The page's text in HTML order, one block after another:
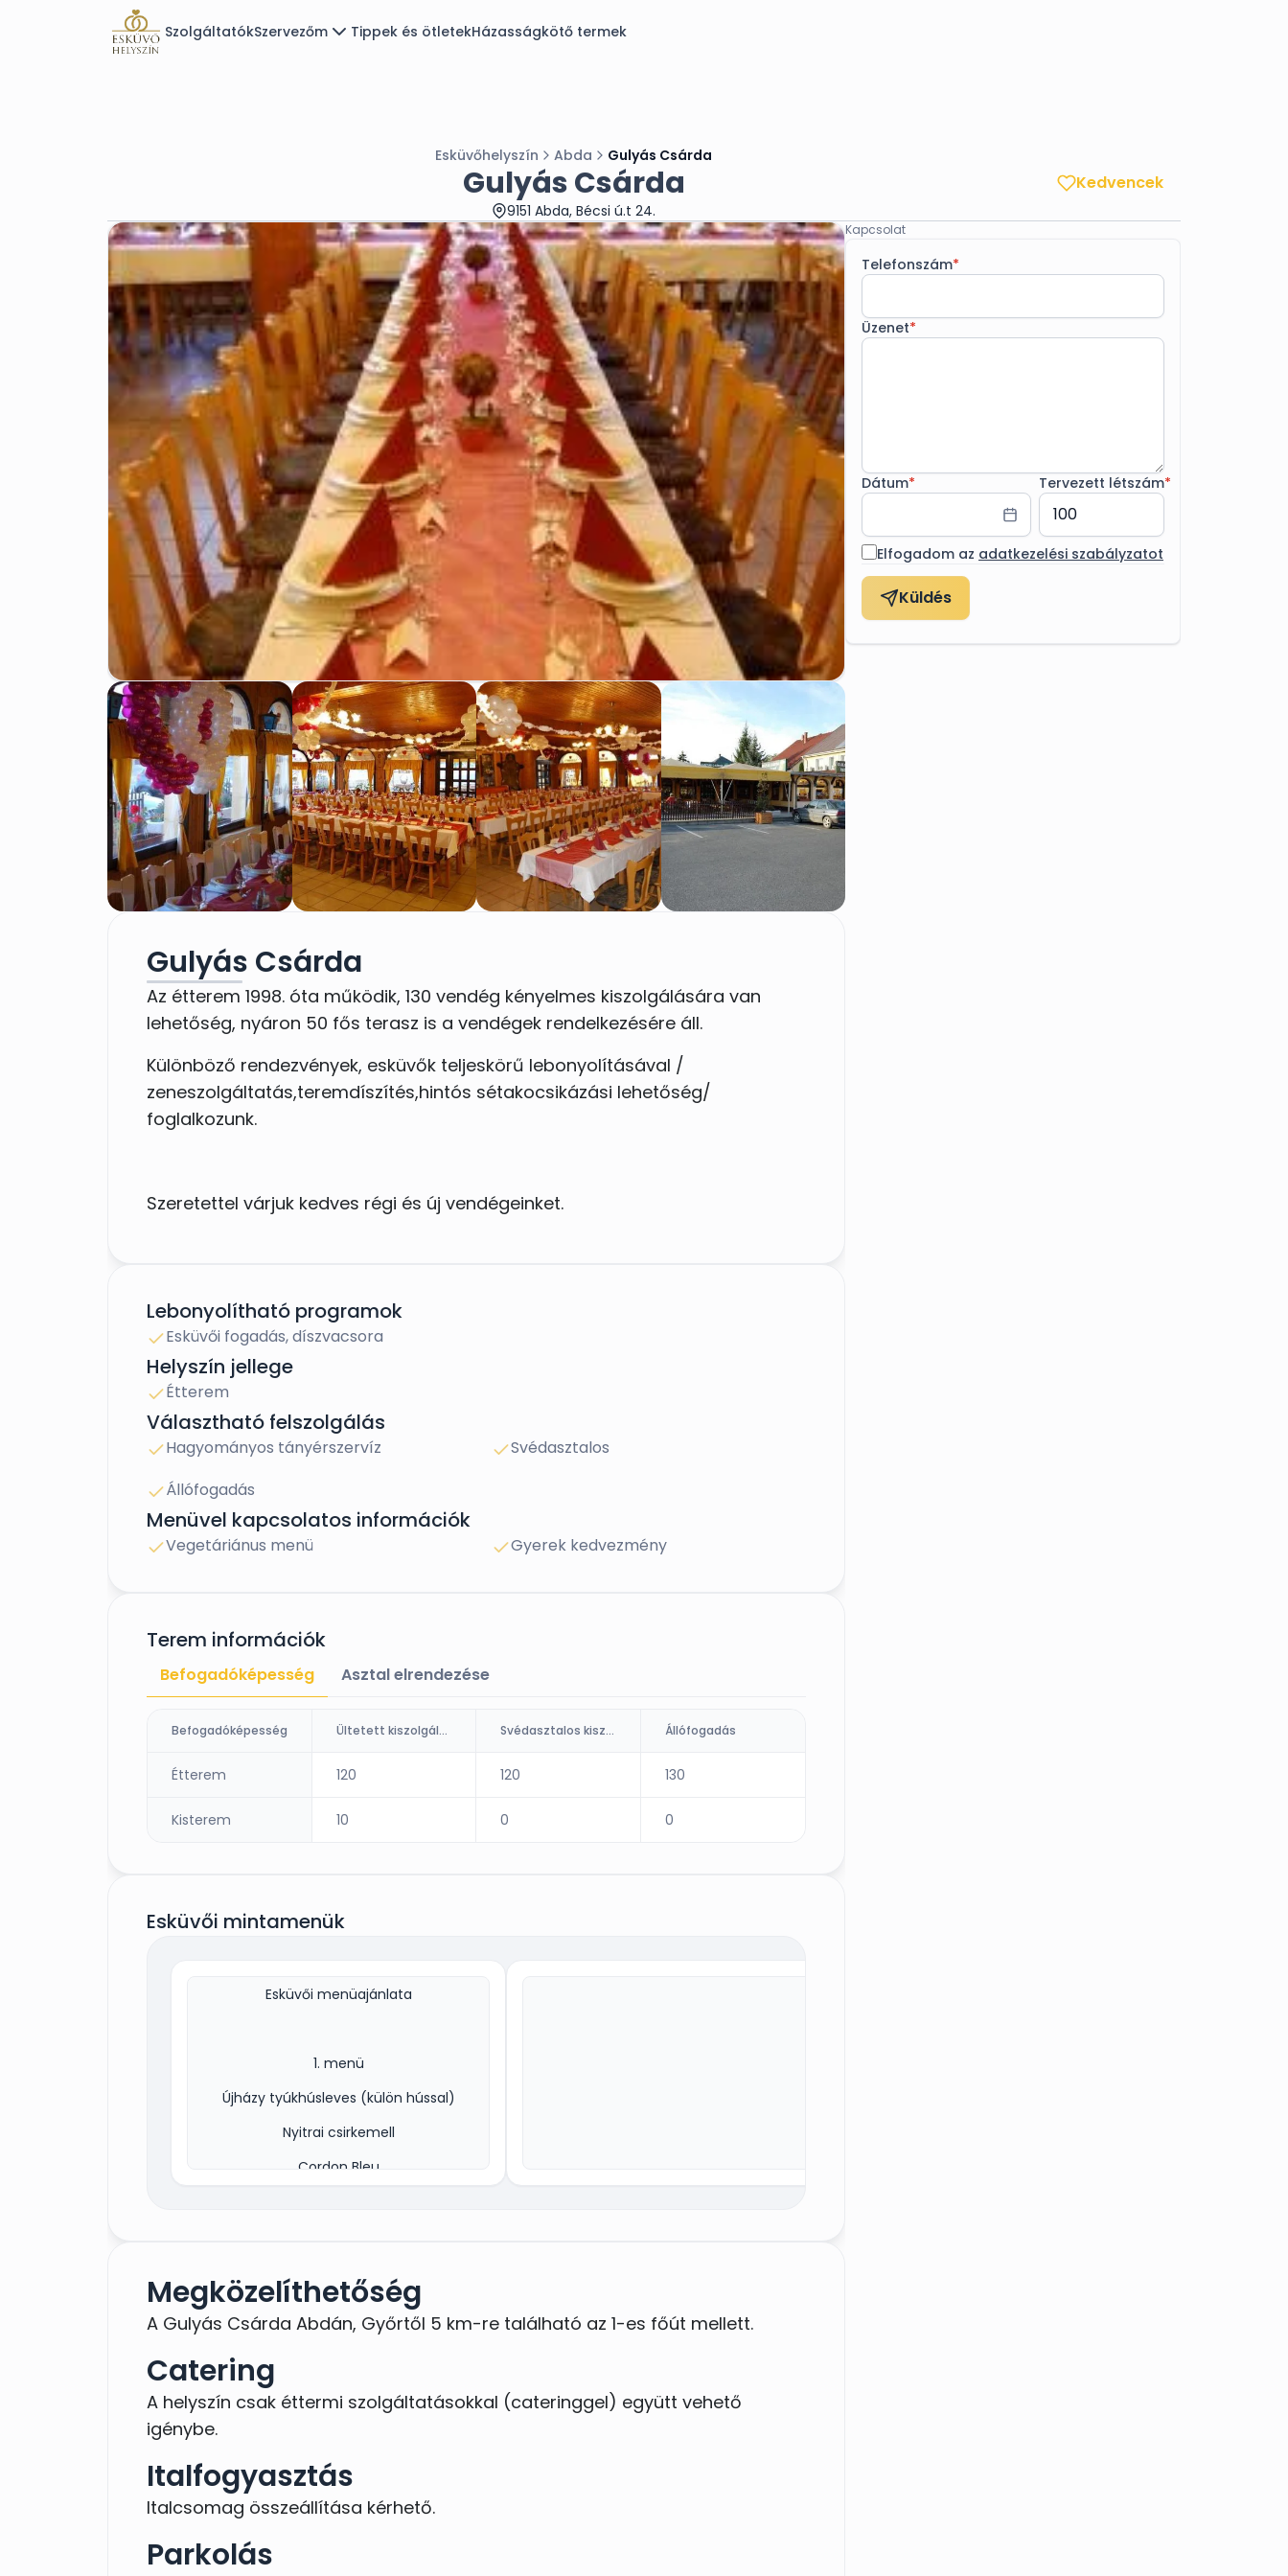
SzolgáltatókSzervezőm Tippek és ötletekHázasságkötő termek
Esküvőhelyszín Abda Gulyás Csárda
Gulyás Csárda
9151 Abda, Bécsi ú.t 24.
Kedvencek
Gulyás Csárda
Az étterem 1998. óta működik, 130 vendég kényelmes kiszolgálására van
lehetőség, nyáron 50 fős terasz is a vendégek rendelkezésére áll.
Különböző rendezvények, esküvők teljeskörű lebonyolításával /
zeneszolgáltatás,teremdíszítés,hintós sétakocsikázási lehetőség/
foglalkozunk.
Szeretettel várjuk kedves régi és új vendégeinket.
Lebonyolítható programok
Esküvői fogadás, díszvacsora
Helyszín jellege
Étterem
Választható felszolgálás
Hagyományos tányérszervíz
Svédasztalos
Állófogadás
Menüvel kapcsolatos információk
Vegetáriánus menü Gyerek kedvezmény
Terem információk
Befogadóképesség Asztal elrendezése
Befogadóképesség Ültetett kiszolgálás (fő) Svédasztalos kiszolgálás Állófogadás
Étterem 120 120 130
Kisterem 10 0 0
Esküvői mintamenük
Esküvői menüajánlata
1. menü
Újházy tyúkhúsleves (külön hússal)
Nyitrai csirkemell
Cordon Bleu
Párolt rizs
Friss vegyes saláta
Töltött dagadó
Ár: 3 300,-
Megközelíthetőség
A Gulyás Csárda Abdán, Győrtől 5 km-re található az 1-es főút mellett.
Catering
A helyszín csak éttermi szolgáltatásokkal (cateringgel) együtt vehető
igénybe.
Italfogyasztás
Italcsomag összeállítása kérhető.
Parkolás
Kapcsolat
Telefonszám*
Üzenet*
Dátum* Tervezett létszám*
Elfogadom az adatkezelési szabályzatot
Küldés